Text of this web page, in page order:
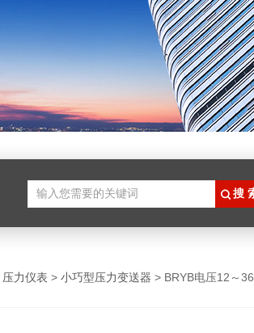
压力仪表 > 小巧型压力变送器 > BRYB电压12～36V DC小